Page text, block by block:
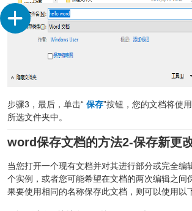
步骤3，最后，单击“ 保存”按钮，您的文档将使
所选文件夹中。
word保存文档的方法2-保存新更
当您打开一个现有文档并对其进行部分或完全编
个实例，或者您可能希望在文档的两次编辑之间
果要使用相同的名称保存此文档，则可以使用以